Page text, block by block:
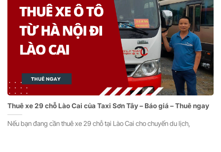
Thuê xe 29 chỗ Lào Cai của Taxi Sơn Tây – Báo giá – Thuê ngay
Nếu bạn đang cần thuê xe 29 chỗ tại Lào Cai cho chuyến du lịch,